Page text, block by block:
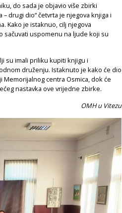
do sada je objavio više zbirki
drugi dio“ četvrta je njegova knjiga i
Kako je istaknuo, cilj njegova
sačuvati uspomenu na ljude koji su
su imali priliku kupiti knjigu i
druženju. Istaknuto je kako će dio
centra Osmica, dok će
nastavka ove vrijedne zbirke.
OMH u Vitezu